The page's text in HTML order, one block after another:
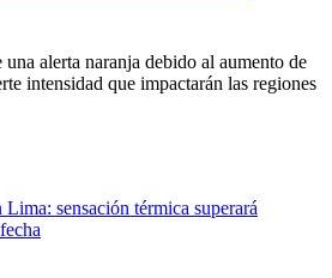
alerta naranja debido al aumento de
intensidad que impactarán las regiones